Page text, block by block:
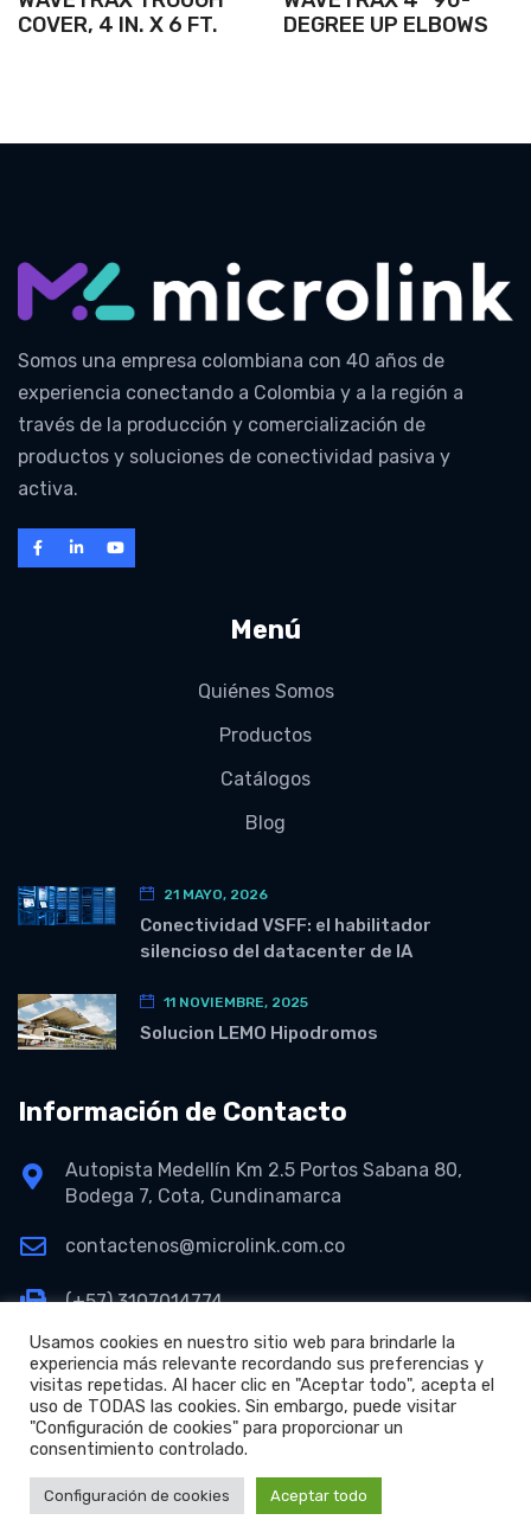
COVER, 4 IN. X 6 FT.
DEGREE UP ELBOWS
Somos una empresa colombiana con 40 años de
experiencia conectando a Colombia y a la región a
través de la producción y comercialización de
productos y soluciones de conectividad pasiva y
activa.
Menú
Quiénes Somos
Productos
Catálogos
Blog
21 MAYO, 2026
Conectividad VSFF: el habilitador
silencioso del datacenter de IA
11 NOVIEMBRE, 2025
Solucion LEMO Hipodromos
Información de Contacto
Autopista Medellín Km 2.5 Portos Sabana 80,
Bodega 7, Cota, Cundinamarca
contactenos@microlink.com.co
(+57) 3107014774
Copyright © 2026 Microlink S.A.S.
+
Usamos cookies en nuestro sitio web para brindarle la
experiencia más relevante recordando sus preferencias y
visitas repetidas. Al hacer clic en "Aceptar todo", acepta el
uso de TODAS las cookies. Sin embargo, puede visitar
"Configuración de cookies" para proporcionar un
consentimiento controlado.
Configuración de cookies Aceptar todo